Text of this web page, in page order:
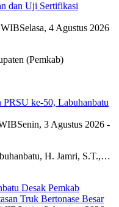
dan Uji Sertifikasi
WIBSelasa, 4 Agustus 2026
(Pemkab)
ke-50, Labuhanbatu
Senin, 3 Agustus 2026 -
H. Jamri, S.T.,…
Desak Pemkab
Truk Bertonase Besar